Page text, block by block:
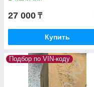
27 000 ₸
Купить
Подбор по VIN-коду